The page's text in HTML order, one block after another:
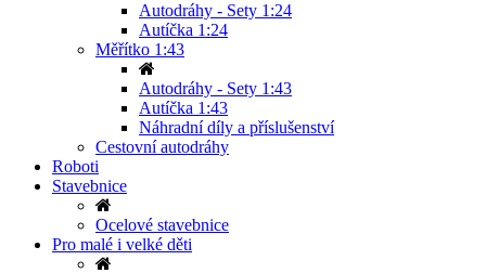
Autodráhy - Sety 1:24
Autíčka 1:24
Měřítko 1:43
Autodráhy - Sety 1:43
Autíčka 1:43
Náhradní díly a příslušenství
Cestovní autodráhy
Roboti
Stavebnice
Ocelové stavebnice
Pro malé i velké děti